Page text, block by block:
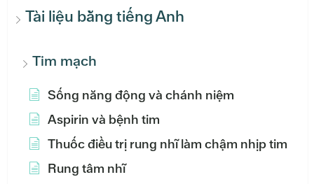
Tài liệu bằng tiếng Anh
Tim mạch
Sống năng động và chánh niệm
Aspirin và bệnh tim
Thuốc điều trị rung nhĩ làm chậm nhịp tim
Rung tâm nhĩ